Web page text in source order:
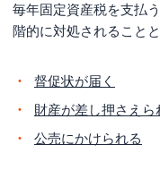
毎年固定資産税を支払
階的に対処されることと
督促状が届く
財産が差し押さえら
公売にかけられる